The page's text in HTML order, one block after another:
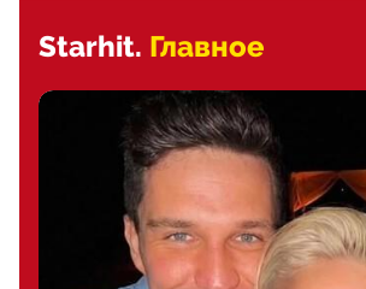
Starhit. Главное